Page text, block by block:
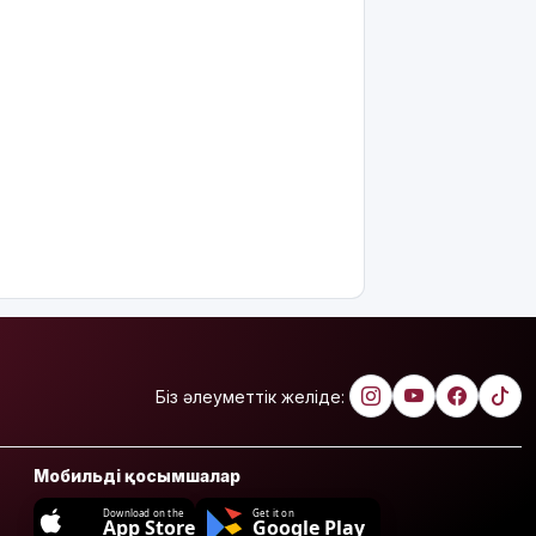
Біз әлеуметтік желіде:
Мобильді қосымшалар
Download on the
App Store
Get it on
Google Play